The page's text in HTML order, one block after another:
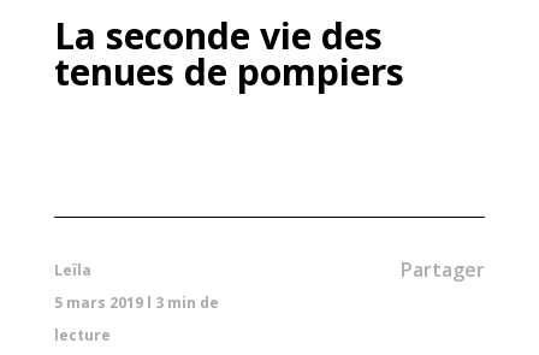
La seconde vie des
tenues de pompiers
Leïla
5 mars 2019l 3 min de
lecture
Partager